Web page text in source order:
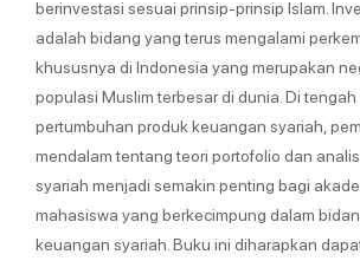
berinvestasi sesuai prinsip-prinsip Islam.
adalah bidang yang terus mengalami
khususnya di Indonesia yang merupakan
populasi Muslim terbesar di dunia. Di
pertumbuhan produk keuangan syariah,
mendalam tentang teori portofolio dan
syariah menjadi semakin penting bagi
mahasiswa yang berkecimpung dalam
keuangan syariah. Buku ini diharapkan